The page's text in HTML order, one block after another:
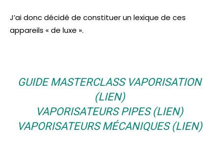
J’ai donc décidé de constituer un lexique de ces
appareils « de luxe ».
GUIDE MASTERCLASS VAPORISATION
(LIEN)
VAPORISATEURS PIPES (LIEN)
VAPORISATEURS MÉCANIQUES (LIEN)